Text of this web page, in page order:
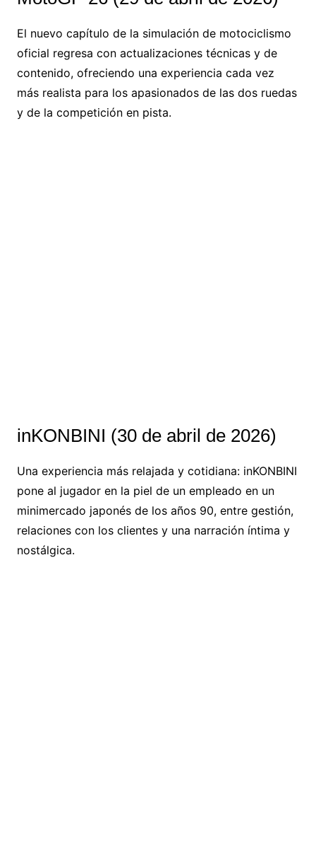
El nuevo capítulo de la simulación de motociclismo
oficial regresa con actualizaciones técnicas y de
contenido, ofreciendo una experiencia cada vez
más realista para los apasionados de las dos ruedas
y de la competición en pista.
inKONBINI (30 de abril de 2026)
Una experiencia más relajada y cotidiana: inKONBINI
pone al jugador en la piel de un empleado en un
minimercado japonés de los años 90, entre gestión,
relaciones con los clientes y una narración íntima y
nostálgica.